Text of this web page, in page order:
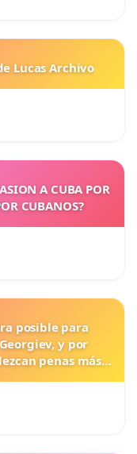
Lucas Archivo
A CUBA POR
CUBANOS?
posible para
y por
penas más